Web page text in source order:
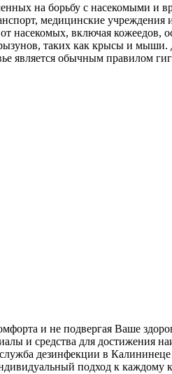
на борьбу с насекомыми и
, медицинские учреждения
насекомых, включая
таких как крысы и
является обычным правилом
и не подвергая Ваше
и средства для достижения
дезинфекции в
подход к